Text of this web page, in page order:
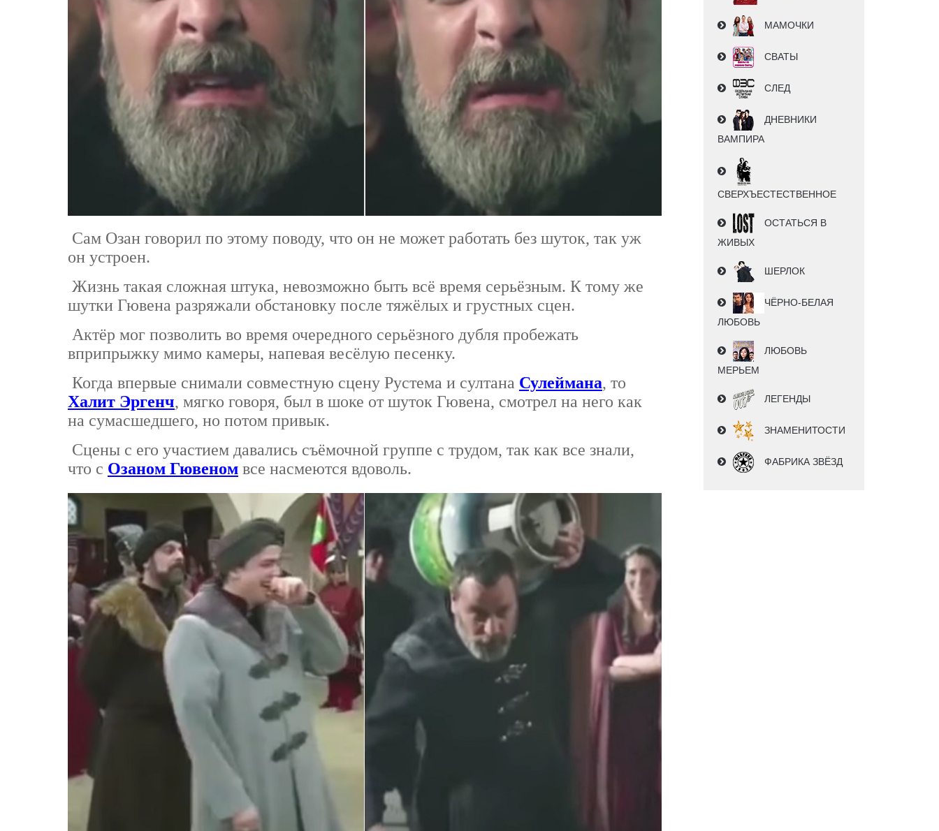
Сам Озан говорил по этому поводу, что он не может работать без шуток, так уж
он устроен.
Жизнь такая сложная штука, невозможно быть всё время серьёзным. К тому же
шутки Гювена разряжали обстановку после тяжёлых и грустных сцен.
Актёр мог позволить во время очередного серьёзного дубля пробежать
вприпрыжку мимо камеры, напевая весёлую песенку.
Когда впервые снимали совместную сцену Рустема и султана Сулеймана, то
Халит Эргенч, мягко говоря, был в шоке от шуток Гювена, смотрел на него как
на сумасшедшего, но потом привык.
Сцены с его участием давались съёмочной группе с трудом, так как все знали,
что с Озаном Гювеном все насмеются вдоволь.
МАМОЧКИ
СВАТЫ
СЛЕД
ДНЕВНИКИ
ВАМПИРА
СВЕРХЪЕСТЕСТВЕННОЕ
ОСТАТЬСЯ В
ЖИВЫХ
ШЕРЛОК
ЧЁРНО-БЕЛАЯ
ЛЮБОВЬ
ЛЮБОВЬ
МЕРЬЕМ
ЛЕГЕНДЫ
ЗНАМЕНИТОСТИ
ФАБРИКА ЗВЁЗД